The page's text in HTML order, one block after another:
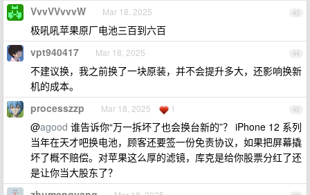
43
VvvVVvvvW Mar 18, 2025
极吼吼苹果原厂电池三百到六百
44
vpt940417 Mar 18, 2025
不建议换，我之前换了一块原装，并不会提升多大，还影响换新
机的成本。
45
processzzp Mar 18, 2025 1
@agood 谁告诉你“万一拆坏了也会换台新的”？ iPhone 12 系列
当年在天才吧换电池，顾客还要签一份免责协议，如果把屏幕撬
坏了概不赔偿。对苹果这么厚的滤镜，库克是给你股票分红了还
是让你当大股东了？